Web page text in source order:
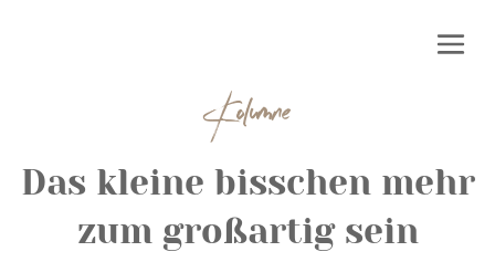
Kolumne
Das kleine bisschen mehr
zum großartig sein